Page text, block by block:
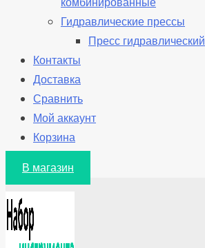
Гидравлические прессы
Пресс гидравлический
Контакты
Доставка
Сравнить
Мой аккаунт
Корзина
В магазин